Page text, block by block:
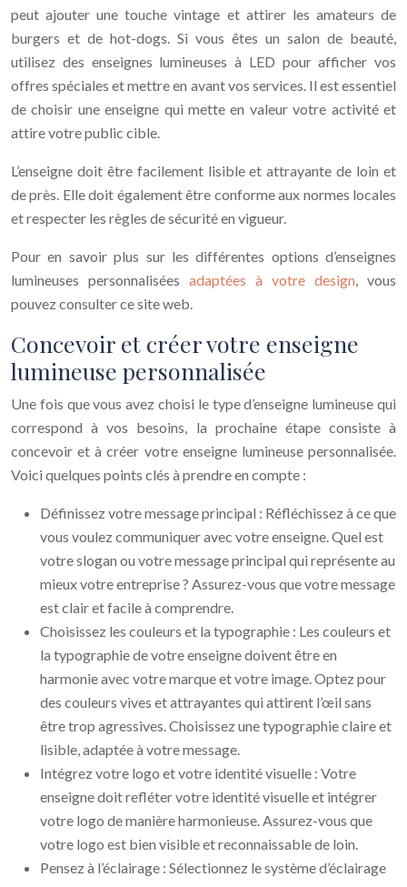
peut ajouter une touche vintage et attirer les amateurs de
burgers et de hot-dogs. Si vous êtes un salon de beauté,
utilisez des enseignes lumineuses à LED pour afficher vos
offres spéciales et mettre en avant vos services. Il est essentiel
de choisir une enseigne qui mette en valeur votre activité et
attire votre public cible.
L’enseigne doit être facilement lisible et attrayante de loin et
de près. Elle doit également être conforme aux normes locales
et respecter les règles de sécurité en vigueur.
Pour en savoir plus sur les différentes options d’enseignes
lumineuses personnalisées adaptées à votre design, vous
pouvez consulter ce site web.
Concevoir et créer votre enseigne
lumineuse personnalisée
Une fois que vous avez choisi le type d’enseigne lumineuse qui
correspond à vos besoins, la prochaine étape consiste à
concevoir et à créer votre enseigne lumineuse personnalisée.
Voici quelques points clés à prendre en compte :
Définissez votre message principal : Réfléchissez à ce que
vous voulez communiquer avec votre enseigne. Quel est
votre slogan ou votre message principal qui représente au
mieux votre entreprise ? Assurez-vous que votre message
est clair et facile à comprendre.
Choisissez les couleurs et la typographie : Les couleurs et
la typographie de votre enseigne doivent être en
harmonie avec votre marque et votre image. Optez pour
des couleurs vives et attrayantes qui attirent l’œil sans
être trop agressives. Choisissez une typographie claire et
lisible, adaptée à votre message.
Intégrez votre logo et votre identité visuelle : Votre
enseigne doit refléter votre identité visuelle et intégrer
votre logo de manière harmonieuse. Assurez-vous que
votre logo est bien visible et reconnaissable de loin.
Pensez à l’éclairage : Sélectionnez le système d’éclairage